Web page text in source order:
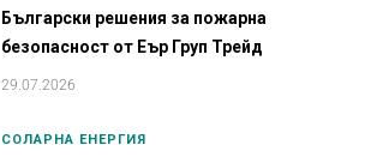
Български решения за пожарна
безопасност от Еър Груп Трейд
29.07.2026
СОЛАРНА ЕНЕРГИЯ